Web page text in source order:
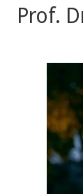
Prof.